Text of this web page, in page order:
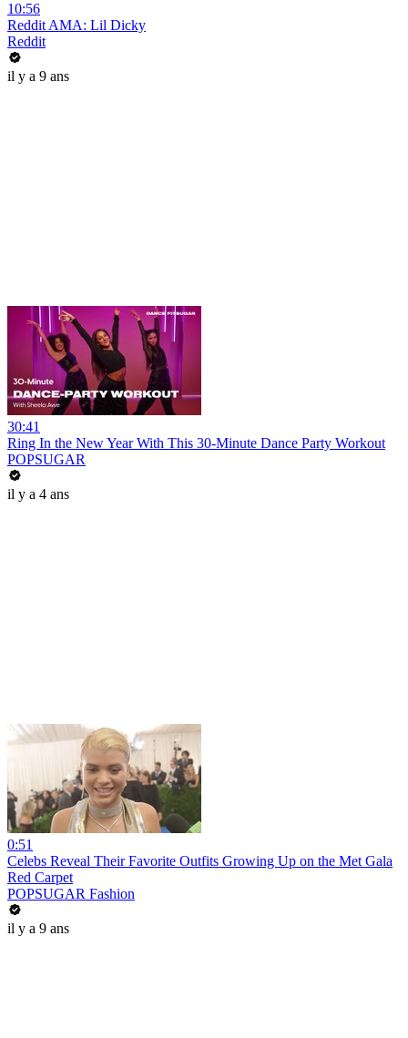
10:56
Reddit AMA: Lil Dicky
Reddit
il y a 9 ans
30:41
Ring In the New Year With This 30-Minute Dance Party Workout
POPSUGAR
il y a 4 ans
0:51
Celebs Reveal Their Favorite Outfits Growing Up on the Met Gala
Red Carpet
POPSUGAR Fashion
il y a 9 ans